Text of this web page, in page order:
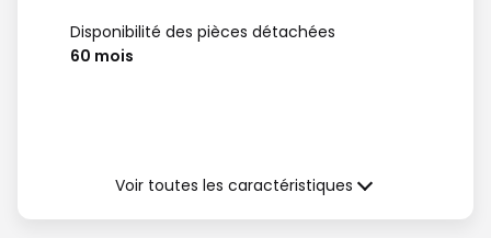
Disponibilité des pièces détachées
60 mois
délivrance)
Garantie légale de Conformité
Voir toutes les caractéristiques